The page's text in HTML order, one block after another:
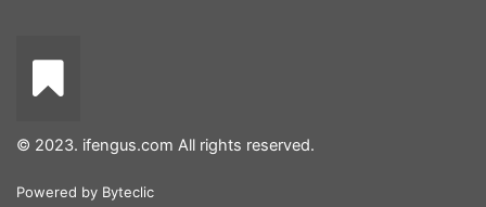
© 2023. ifengus.com All rights reserved.
Powered by Byteclic